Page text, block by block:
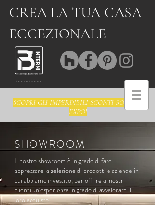
CREA LA TUA CASA
ECCEZIONALE
SCOPRI GLI IMPERDIBILI SCONTI SOLO SU
EXPO!
ARREDAMENTI
SHOWROOM
Il nostro showroom è in grado di fare
apprezzare la selezione di prodotti e aziende in
cui abbiamo investito, per offrire ai nostri
clienti un'esperienza in grado di avvalorare il
loro acquisto.